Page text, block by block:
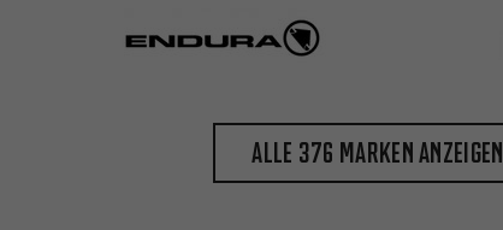
Alle 376 Marken anzeigen